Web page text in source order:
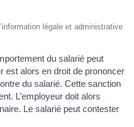
légale et administrative
du salarié peut
est alors en droit de prononcer
du salarié. Cette sanction
L’employeur doit alors
Le salarié peut contester